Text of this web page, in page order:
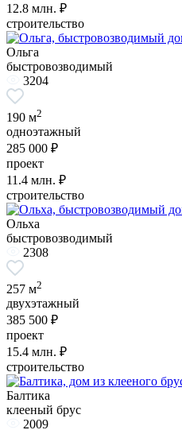
12.8 млн. ₽
строительство
Ольга
быстровозводимый
3204
190 м2
одноэтажный
285 000 ₽
проект
11.4 млн. ₽
строительство
Ольха
быстровозводимый
2308
257 м2
двухэтажный
385 500 ₽
проект
15.4 млн. ₽
строительство
Балтика
клееный брус
2009